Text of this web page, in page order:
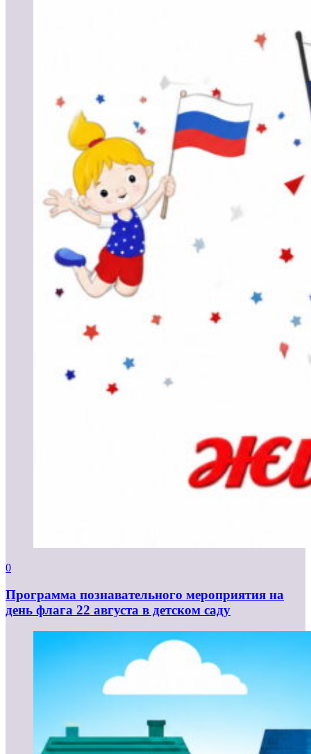
0
Программа познавательного мероприятия на
день флага 22 августа в детском саду